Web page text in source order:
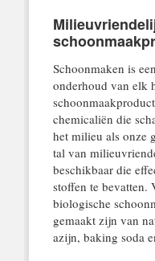
Schoonmaken is
onderhoud van elk
chemicaliën die
het milieu als onze
tal van
beschikbaar die
stoffen te bevatten.
biologische
gemaakt zijn van
azijn, baking soda